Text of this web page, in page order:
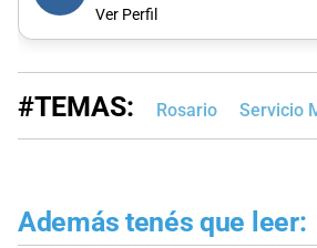
Ver Perfil
#TEMAS: Rosario Servicio
Además tenés que leer: